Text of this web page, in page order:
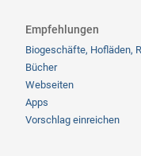
Empfehlungen
Biogeschäfte, Hofläden,
Bücher
Webseiten
Apps
Vorschlag einreichen